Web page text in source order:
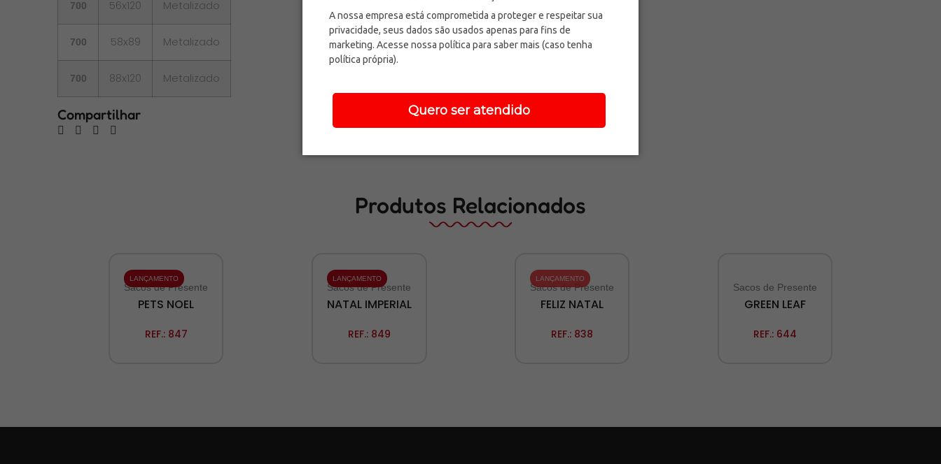
A nossa empresa está comprometida a proteger e respeitar sua
privacidade, seus dados são usados apenas para fins de
marketing. Acesse nossa política para saber mais (caso tenha
política própria).
Quero ser atendido
700 56x120 Metalizado
700 58x89 Metalizado
700 88x120 Metalizado
Compartilhar
Produtos Relacionados
LANÇAMENTO
Sacos de Presente
PETS NOEL
REF.: 847
LANÇAMENTO
Sacos de Presente
NATAL IMPERIAL
REF.: 849
LANÇAMENTO
Sacos de Presente
FELIZ NATAL
REF.: 838
Sacos de Presente
GREEN LEAF
REF.: 644